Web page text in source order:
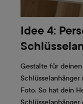
Idee 4:
Gestalte für
Foto. So hat dein